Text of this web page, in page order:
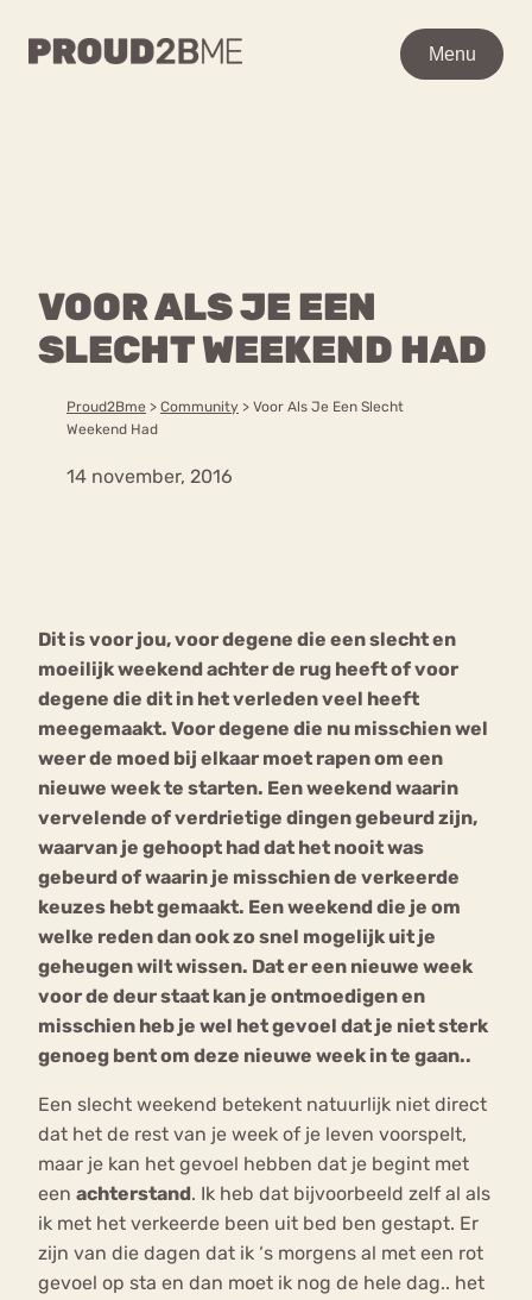
Menu
VOOR ALS JE EEN
SLECHT WEEKEND HAD
Proud2Bme > Community > Voor Als Je Een Slecht
Weekend Had
14 november, 2016
Dit is voor jou, voor degene die een slecht en
moeilijk weekend achter de rug heeft of voor
degene die dit in het verleden veel heeft
meegemaakt. Voor degene die nu misschien wel
weer de moed bij elkaar moet rapen om een
nieuwe week te starten. Een weekend waarin
vervelende of verdrietige dingen gebeurd zijn,
waarvan je gehoopt had dat het nooit was
gebeurd of waarin je misschien de verkeerde
keuzes hebt gemaakt. Een weekend die je om
welke reden dan ook zo snel mogelijk uit je
geheugen wilt wissen. Dat er een nieuwe week
voor de deur staat kan je ontmoedigen en
misschien heb je wel het gevoel dat je niet sterk
genoeg bent om deze nieuwe week in te gaan..
Een slecht weekend betekent natuurlijk niet direct
dat het de rest van je week of je leven voorspelt,
maar je kan het gevoel hebben dat je begint met
een achterstand. Ik heb dat bijvoorbeeld zelf al als
ik met het verkeerde been uit bed ben gestapt. Er
zijn van die dagen dat ik ‘s morgens al met een rot
gevoel op sta en dan moet ik nog de hele dag.. het
Menu
Content
Over ons
Forum
WAAR BEN JE NAAR OP
Over proud2bme
Contact
Vacatures
Privacyverklaring
mia
Nerv
osa
Eetstoornis Anorexia Nervosa
Eetbuien Piekeren Sport
Trauma
Orthorexia
Afvallen Angst